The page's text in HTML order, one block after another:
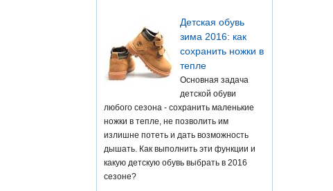
Детская обувь
зима 2016: как
сохранить ножки в
тепле
Основная задача
детской обуви
любого сезона - сохранить маленькие
ножки в тепле, не позволить им
излишне потеть и дать возможность
дышать. Как выполнить эти функции и
какую детскую обувь выбрать в 2016
сезоне?